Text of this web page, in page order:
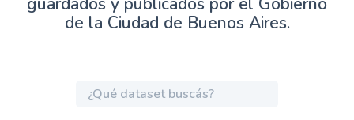
de la Ciudad de Buenos Aires.